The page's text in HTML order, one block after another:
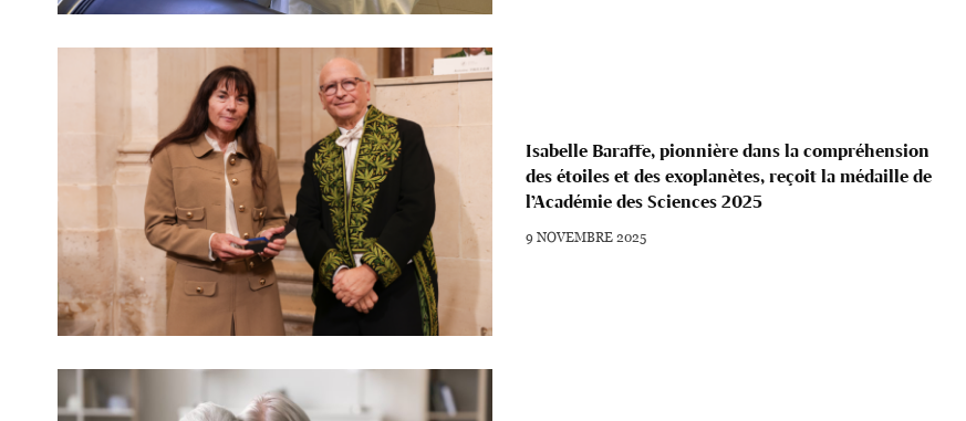
Isabelle Baraffe, pionnière dans la compréhension
des étoiles et des exoplanètes, reçoit la médaille de
l’Académie des Sciences 2025
9 NOVEMBRE 2025